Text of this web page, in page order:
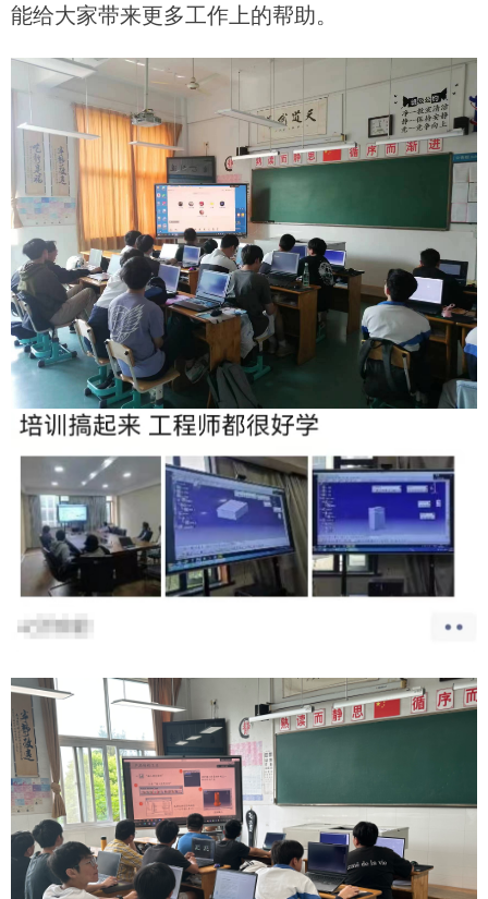
能给大家带来更多工作上的帮助。